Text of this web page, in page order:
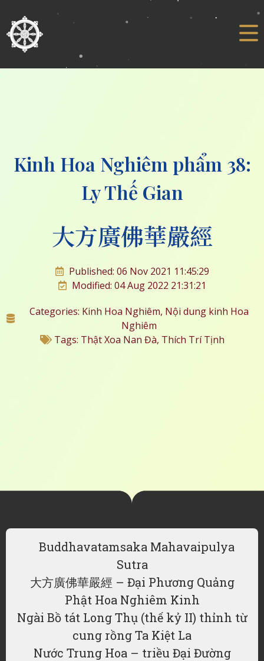
Kinh Hoa Nghiêm phẩm 38:
Ly Thế Gian
大方廣佛華嚴經
Published: 06 Nov 2021 11:45:29
Modified: 04 Aug 2022 21:31:21
Categories: Kinh Hoa Nghiêm, Nội dung kinh Hoa
Nghiêm
Tags: Thật Xoa Nan Đà, Thích Trí Tịnh
Buddhavatamsaka Mahavaipulya
Sutra
大方廣佛華嚴經 – Đại Phương Quảng
Phật Hoa Nghiêm Kinh
Ngài Bồ tát Long Thụ (thế kỷ II) thỉnh từ
cung rồng Ta Kiệt La
Nước Trung Hoa – triều Đại Đường